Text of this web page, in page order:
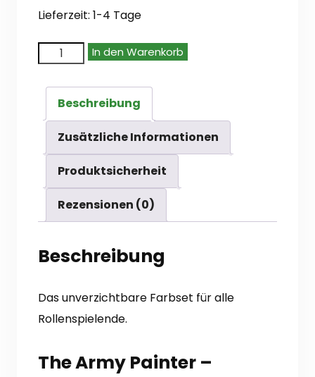
Lieferzeit: 1-4 Tage
Painter
Adventure
Starter
Role-
playing
Paint
Menge
In den Warenkorb
Beschreibung
Zusätzliche Informationen
Produktsicherheit
Rezensionen (0)
Beschreibung
Das unverzichtbare Farbset für alle
Rollenspielende.
The Army Painter –